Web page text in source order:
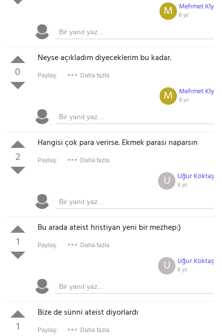
Mehmet Kly
8 yıl
M
0
Neyse açıkladım diyeceklerim bu kadar.
Paylaş: Daha fazla
Mehmet Kly
8 yıl
M
2
Hangisi çok para verirse. Ekmek parası naparsın
Paylaş: Daha fazla
Uğur Köktaş
8 yıl
U
1
Bu arada ateist hristiyan yeni bir mezhep:)
Paylaş: Daha fazla
Uğur Köktaş
8 yıl
U
1
Bize de sünni ateist diyorlardı
Paylaş: Daha fazla